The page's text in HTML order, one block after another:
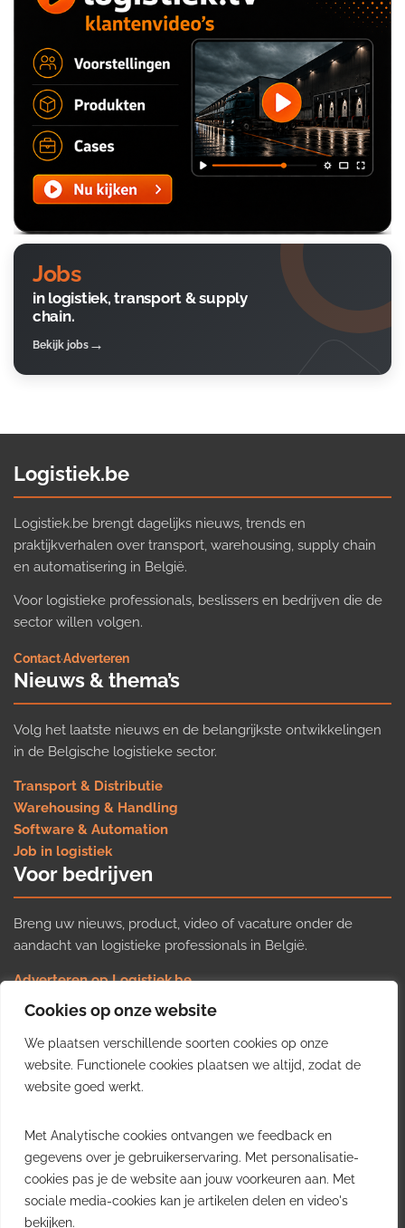
Cookies op onze website
We plaatsen verschillende soorten cookies op onze
website. Functionele cookies plaatsen we altijd, zodat de
website goed werkt.
Met Analytische cookies ontvangen we feedback en
gegevens over je gebruikerservaring. Met personalisatie-
cookies pas je de website aan jouw voorkeuren aan. Met
sociale media-cookies kan je artikelen delen en video's
bekijken.
Jobs
in logistiek, transport & supply
chain.
Bekijk jobs
Logistiek.be
Logistiek.be brengt dagelijks nieuws, trends en
praktijkverhalen over transport, warehousing, supply chain
en automatisering in België.
Voor logistieke professionals, beslissers en bedrijven die de
sector willen volgen.
Contact·Adverteren
Nieuws & thema’s
Volg het laatste nieuws en de belangrijkste ontwikkelingen
in de Belgische logistieke sector.
Transport & Distributie
Warehousing & Handling
Software & Automation
Job in logistiek
Voor bedrijven
Breng uw nieuws, product, video of vacature onder de
aandacht van logistieke professionals in België.
Adverteren op Logistiek.be
Nieuws insturen
Uw video op Logistiek.TV
Job plaatsen
Gratis wekelijkse update
inzichten uit de Belgische logistieke sector in uw inbox.
Ontvang je gratis
wekelijkse update